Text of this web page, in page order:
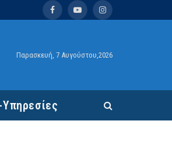
FacebookYouTubeInstagram
Παρασκευή, 7 Αυγούστου,2026
Υπηρεσίες